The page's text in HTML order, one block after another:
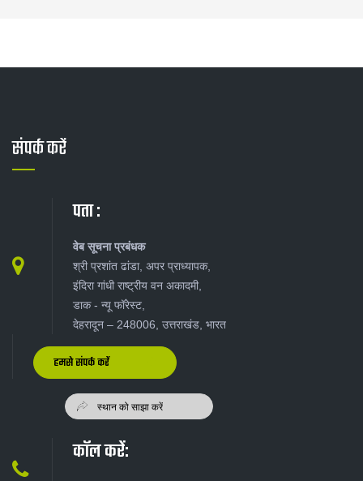
संपर्क करें
पता :
वेब सूचना प्रबंधक
श्री प्रशांत ढांडा, अपर प्राध्यापक,
इंदिरा गांधी राष्ट्रीय वन अकादमी,
डाक - न्यू‍ फॉरेस्ट,
देहरादून – 248006, उत्तराखंड, भारत
हमसे संपर्क करें
कॉल करें: